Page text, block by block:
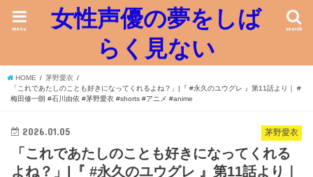
女性声優の夢をしば
らく見ない
search
menu
HOME
茅野愛衣
「これであたしのことも好きになってくれるよね？」|『 #永久のユウグレ 』第11話より｜ #
梅田修一朗 #石川由依 #茅野愛衣 #shorts #アニメ #anime
茅野愛衣
2026.01.05
「これであたしのことも好きになってくれる
よね？」|『 #永久のユウグレ 』第11話より｜